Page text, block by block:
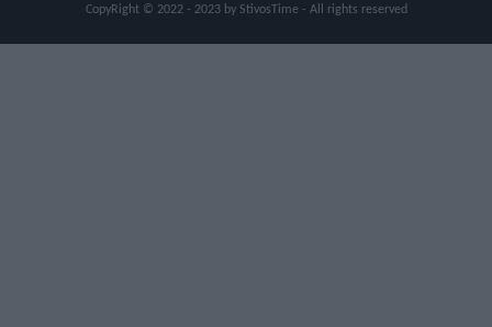
CopyRight © 2022 - 2023 by StivosTime - All rights reserved